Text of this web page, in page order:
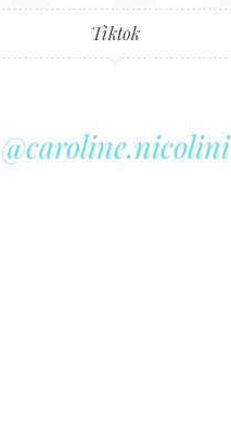
Tiktok
@caroline.nicolini